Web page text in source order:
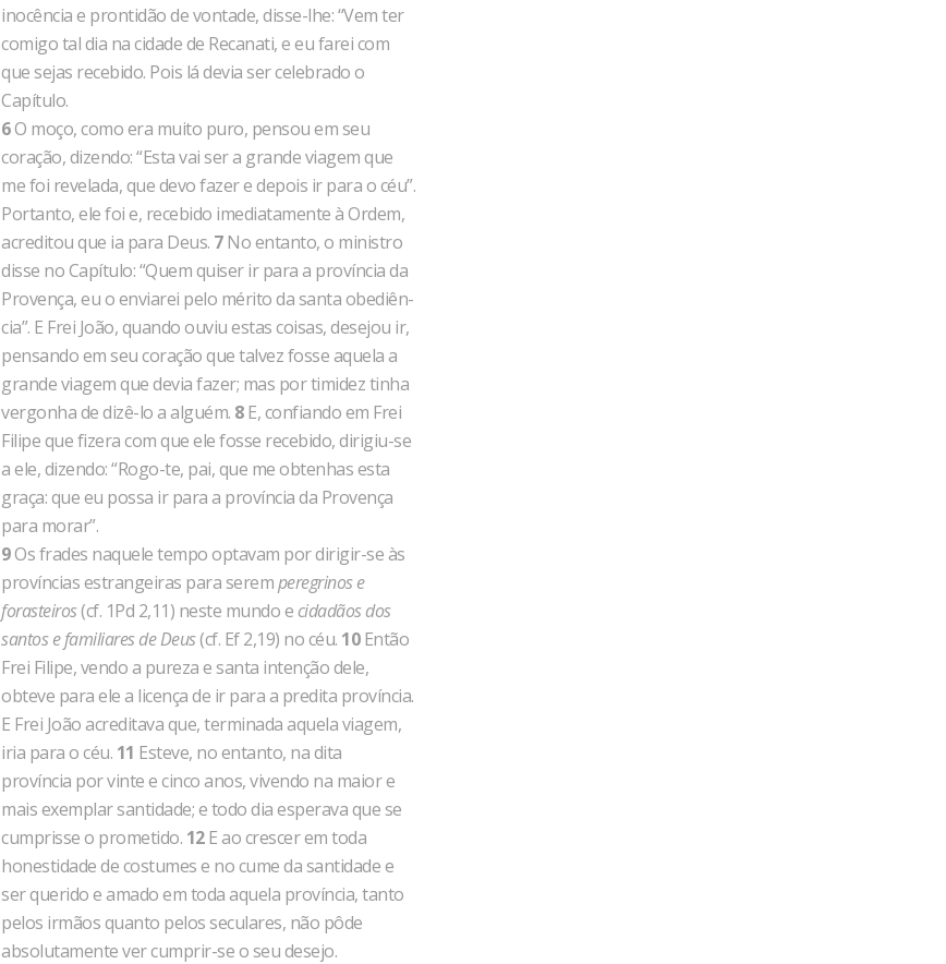
inocência e prontidão de vontade, disse-lhe: “Vem ter
comigo tal dia na cidade de Recana­ti, e eu farei com
que sejas recebido. Pois lá devia ser celebrado o
Capítulo.
6O moço, como era muito puro, pensou em seu
coração, di­zendo: “Esta vai ser a grande viagem que
me foi revelada, que devo fazer e depois ir para o céu”.
Portanto, ele foi e, recebi­do imediatamente à Ordem,
acreditou que ia para Deus. 7No en­tanto, o ministro
disse no Capítulo: “Quem quiser ir para a pro­víncia da
Provença, eu o enviarei pelo mérito da santa obediên­
cia”. E Frei João, quando ouviu estas coisas, desejou ir,
pensando em seu coração que talvez fosse aquela a
grande viagem que de­via fazer; mas por timidez tinha
vergonha de dizê-lo a alguém. 8E, confiando em Frei
Filipe que fizera com que ele fosse recebi­do, dirigiu-se
a ele, dizendo: “Rogo-te, pai, que me obtenhas esta
graça: que eu possa ir para a província da Provença
para morar”.
9Os frades naquele tempo optavam por dirigir-se às
provín­cias estrangeiras para seremperegrinos e
forasteiros(cf. 1Pd 2,11) neste mundo e cidadãos dos
santos e familiares de Deus(cf. Ef 2,19) no céu. 10Então
Frei Filipe, vendo a pureza e santa intenção dele,
obteve para ele a licença de ir para a predita pro­víncia.
E Frei João acreditava que, terminada aquela viagem,
iria para o céu. 11 Esteve, no entanto, na dita
província por vinte e cin­co anos, vivendo na maior e
mais exemplar santidade; e todo dia espe­rava que se
cumprisse o prometido. 12E ao crescer em toda
honestidade de costumes e no cume da santidade e
ser querido e amado em toda aquela província, tanto
pelos irmãos quanto pelos seculares, não pôde
absolutamente ver cumprir-se o seu desejo.